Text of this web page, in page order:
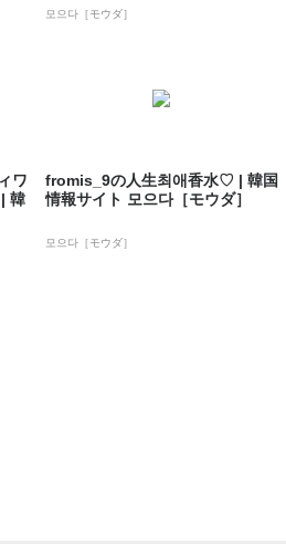
모으다［モウダ］
ワ
韓
fromis_9の人生최애香水♡ | 韓国
情報サイト 모으다［モウダ］
모으다［モウダ］